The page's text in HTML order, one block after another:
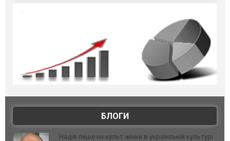
БЛОГИ
Надія лише на культ жінки в українській культурі